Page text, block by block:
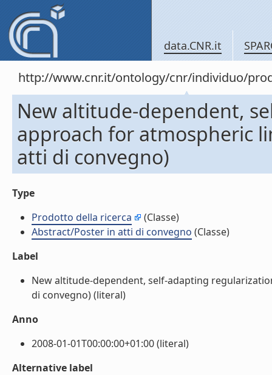
data.CNR.it
http://www.cnr.it/ontology/cnr/individuo/
New altitude-dependent,
approach for atmospheric
atti di convegno)
Type
Prodotto della ricerca
(Classe)
Abstract/Poster in atti di convegno (Classe)
Label
New altitude-dependent, self-adapting
di convegno) (literal)
Anno
2008-01-01T00:00:00+01:00 (literal)
Alternative label